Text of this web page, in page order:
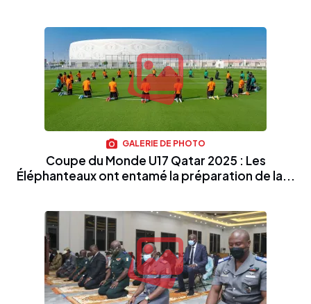
GALERIE DE PHOTO
Coupe du Monde U17 Qatar 2025 : Les
Éléphanteaux ont entamé la préparation de la...